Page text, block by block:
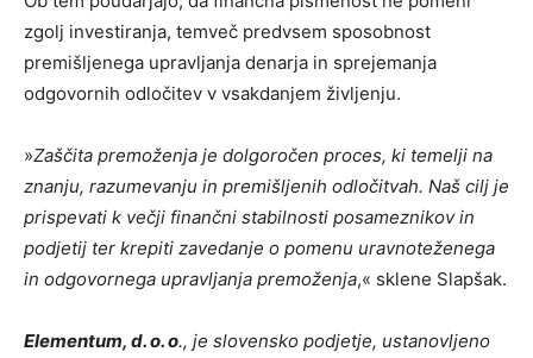
zgolj investiranja, temveč predvsem sposobnost
premišljenega upravljanja denarja in sprejemanja
odgovornih odločitev v vsakdanjem življenju.
»Zaščita premoženja je dolgoročen proces, ki temelji na
znanju, razumevanju in premišljenih odločitvah. Naš cilj je
prispevati k večji finančni stabilnosti posameznikov in
podjetij ter krepiti zavedanje o pomenu uravnoteženega
in odgovornega upravljanja premoženja,« sklene Slapšak.
Elementum, d. o. o., je slovensko podjetje, ustanovljeno